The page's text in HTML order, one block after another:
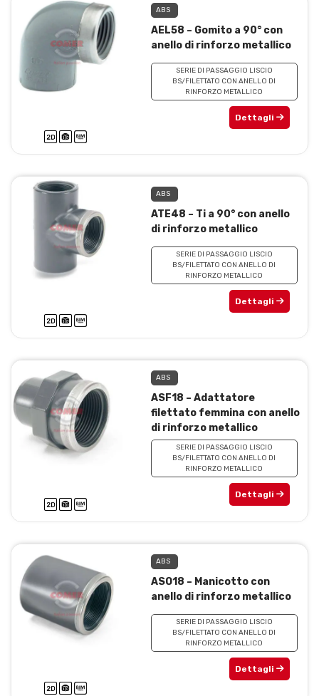
ABS
AEL58 – Gomito a 90° con
anello di rinforzo metallico
SERIE DI PASSAGGIO LISCIO
BS/FILETTATO CON ANELLO DI
RINFORZO METALLICO
Dettagli
ABS
ATE48 – Ti a 90° con anello
di rinforzo metallico
SERIE DI PASSAGGIO LISCIO
BS/FILETTATO CON ANELLO DI
RINFORZO METALLICO
Dettagli
ABS
ASF18 – Adattatore
filettato femmina con anello
di rinforzo metallico
SERIE DI PASSAGGIO LISCIO
BS/FILETTATO CON ANELLO DI
RINFORZO METALLICO
Dettagli
ABS
ASO18 – Manicotto con
anello di rinforzo metallico
SERIE DI PASSAGGIO LISCIO
BS/FILETTATO CON ANELLO DI
RINFORZO METALLICO
Dettagli